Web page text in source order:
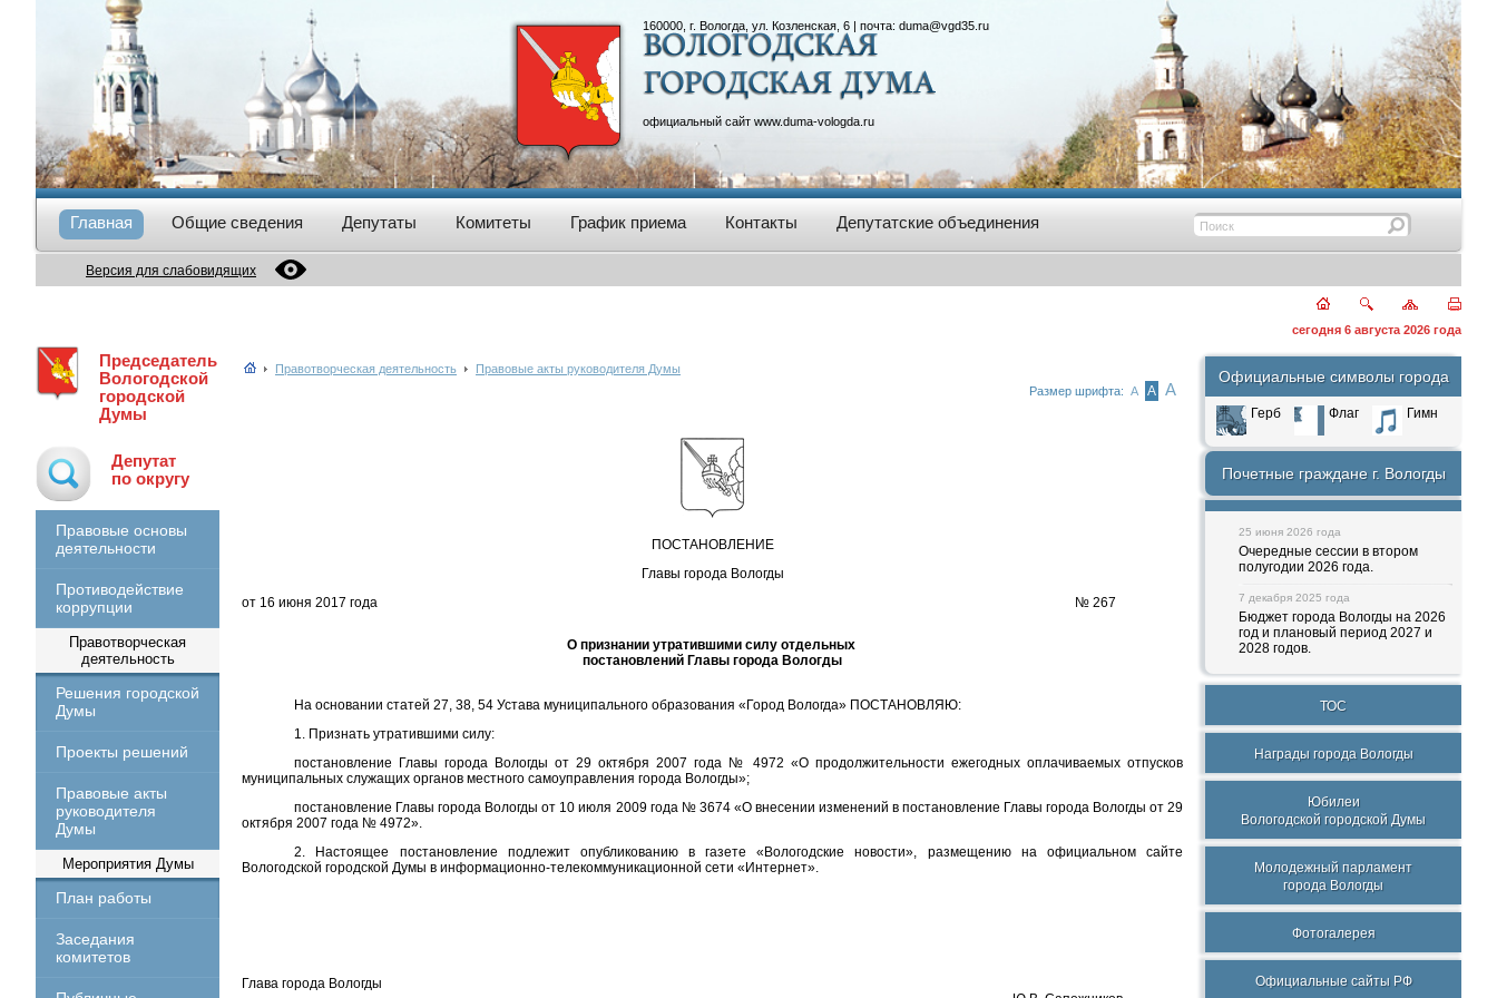
160000, г. Вологда, ул. Козленская, 6 | почта: duma@vgd35.ru
официальный сайт www.duma-vologda.ru
Главная Общие сведения Депутаты Комитеты График приема Контакты Депутатские объединения
Версия для слабовидящих
сегодня 6 августа 2026 года
Председатель
Вологодской
городской
Думы
Депутат
по округу
Правовые основы
деятельности
Противодействие
коррупции
Правотворческая
деятельность
Решения городской
Думы
Проекты решений
Правовые акты
руководителя
Думы
Мероприятия Думы
План работы
Заседания
комитетов
Правотворческая деятельность
Правовые акты руководителя Думы
Размер шрифта: А А А
ПОСТАНОВЛЕНИЕ
Главы города Вологды
от 16 июня 2017 года
№ 267
О признании утратившими силу отдельных
постановлений Главы города Вологды
На основании статей 27, 38, 54 Устава муниципального образования «Город Вологда» ПОСТАНОВЛЯЮ:
1. Признать утратившими силу:
постановление Главы города Вологды от 29 октября 2007 года № 4972 «О продолжительности ежегодных оплачиваемых отпусков
муниципальных служащих органов местного самоуправления города Вологды»;
постановление Главы города Вологды от 10 июля 2009 года № 3674 «О внесении изменений в постановление Главы города Вологды от 29
октября 2007 года № 4972».
2. Настоящее постановление подлежит опубликованию в газете «Вологодские новости», размещению на официальном сайте
Вологодской городской Думы в информационно-телекоммуникационной сети «Интернет».
Глава города Вологды
Официальные символы города
Герб Флаг Гимн
Почетные граждане г. Вологды
25 июня 2026 года
Очередные сессии в втором
полугодии 2026 года.
7 декабря 2025 года
Бюджет города Вологды на 2026
год и плановый период 2027 и
2028 годов.
ТОС
Награды города Вологды
Юбилеи
Вологодской городской Думы
Молодежный парламент
города Вологды
Фотогалерея
Официальные сайты РФ